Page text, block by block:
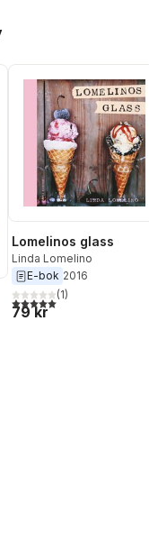
röster:
Lomelinos glass
Linda Lomelino
E-bok 2016
5,0utav 5 stjärnor. Totalt
(1)
79 kr